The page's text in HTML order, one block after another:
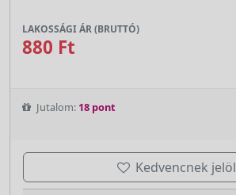
LAKOSSÁGI ÁR (BRUTTÓ)
880 Ft
Jutalom: 18 pont
Kedvencnek jelöl